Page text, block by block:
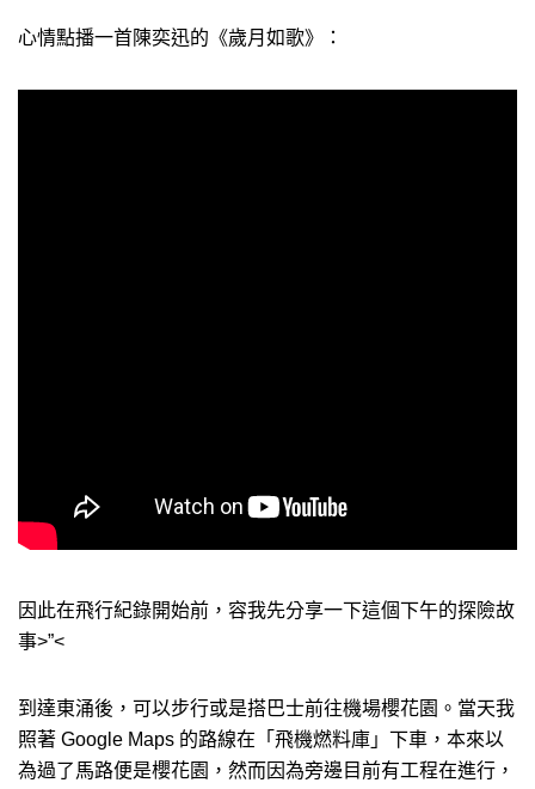
心情點播一首陳奕迅的《歲月如歌》：
因此在飛行紀錄開始前，容我先分享一下這個下午的探險故
事>”<
到達東涌後，可以步行或是搭巴士前往機場櫻花園。當天我
照著 Google Maps 的路線在「飛機燃料庫」下車，本來以
為過了馬路便是櫻花園，然而因為旁邊目前有工程在進行，